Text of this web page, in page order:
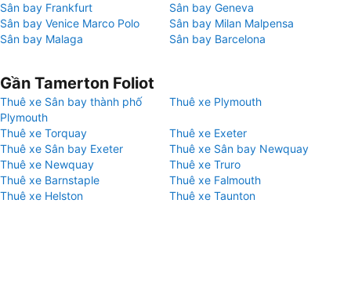
Sân bay Frankfurt
Sân bay Geneva
Sân bay Venice Marco Polo
Sân bay Milan Malpensa
Sân bay Malaga
Sân bay Barcelona
Gần Tamerton Foliot
Thuê xe Sân bay thành phố
Plymouth
Thuê xe Plymouth
Thuê xe Torquay
Thuê xe Exeter
Thuê xe Sân bay Exeter
Thuê xe Sân bay Newquay
Thuê xe Newquay
Thuê xe Truro
Thuê xe Barnstaple
Thuê xe Falmouth
Thuê xe Helston
Thuê xe Taunton